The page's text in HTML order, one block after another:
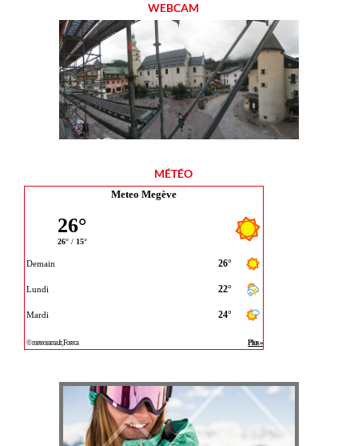
WEBCAM
MÉTÉO
Meteo Megève